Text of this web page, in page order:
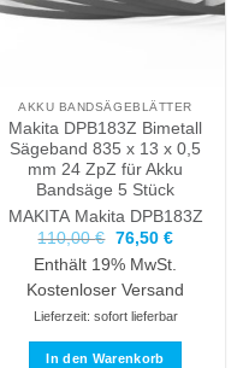
AKKU BANDSÄGEBLÄTTER
Makita DPB183Z Bimetall
Sägeband 835 x 13 x 0,5
mm 24 ZpZ für Akku
Bandsäge 5 Stück
MAKITA Makita DPB183Z
110,00€ Ursprünglicher
war:
110,00 €
76,50 €Aktueller
ist:
76,50 €.
Enthält 19% MwSt.
Kostenloser Versand
Lieferzeit: sofort lieferbar
In den Warenkorb